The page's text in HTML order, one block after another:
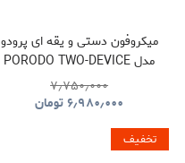
میکروفون دستی و یقه ای پرودو
مدل PORODO TWO-DEVICE
CONNECT HANDHELD
LAVALIER MICROPHONE
۷٫۷۵۰٫۰۰۰
۶٫۹۸۰٫۰۰۰تومان
تخفیف